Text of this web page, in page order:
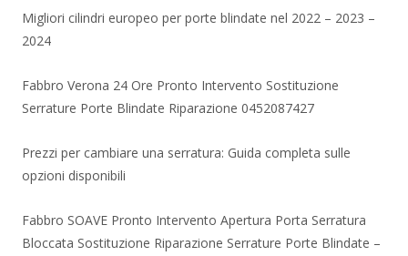
Migliori cilindri europeo per porte blindate nel 2022 – 2023 –
2024
Fabbro Verona 24 Ore Pronto Intervento Sostituzione
Serrature Porte Blindate Riparazione 0452087427
Prezzi per cambiare una serratura: Guida completa sulle
opzioni disponibili
Fabbro SOAVE Pronto Intervento Apertura Porta Serratura
Bloccata Sostituzione Riparazione Serrature Porte Blindate –